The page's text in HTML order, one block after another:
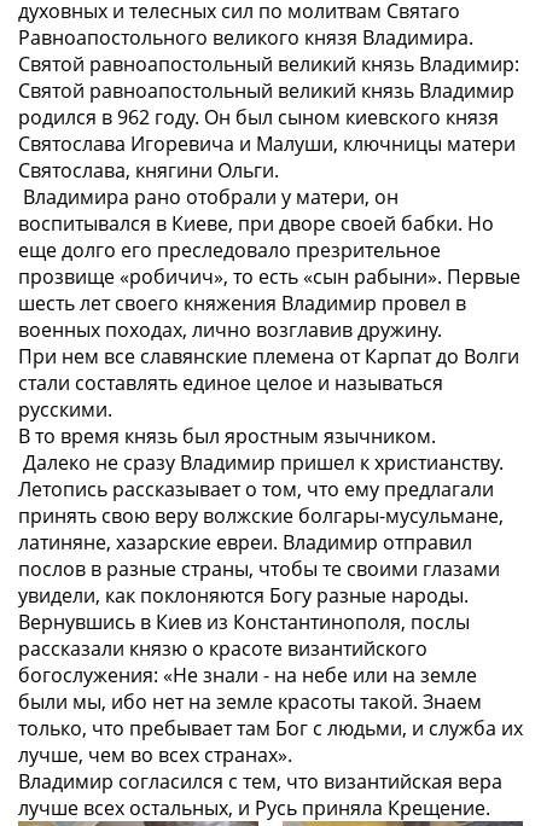
духовных и телесных сил по молитвам Святаго
Равноапостольного великого князя Владимира.
Святой равноапостольный великий князь Владимир:
Святой равноапостольный великий князь Владимир
родился в 962 году. Он был сыном киевского князя
Святослава Игоревича и Малуши, ключницы матери
Святослава, княгини Ольги.
Владимира рано отобрали у матери, он
воспитывался в Киеве, при дворе своей бабки. Но
еще долго его преследовало презрительное
прозвище «робичич», то есть «сын рабыни». Первые
шесть лет своего княжения Владимир провел в
военных походах, лично возглавив дружину.
При нем все славянские племена от Карпат до Волги
стали составлять единое целое и называться
русскими.
В то время князь был яростным язычником.
Далеко не сразу Владимир пришел к христианству.
Летопись рассказывает о том, что ему предлагали
принять свою веру волжские болгары-мусульмане,
латиняне, хазарские евреи. Владимир отправил
послов в разные страны, чтобы те своими глазами
увидели, как поклоняются Богу разные народы.
Вернувшись в Киев из Константинополя, послы
рассказали князю о красоте византийского
богослужения: «Не знали - на небе или на земле
были мы, ибо нет на земле красоты такой. Знаем
только, что пребывает там Бог с людьми, и служба их
лучше, чем во всех странах».
Владимир согласился с тем, что византийская вера
лучше всех остальных, и Русь приняла Крещение.